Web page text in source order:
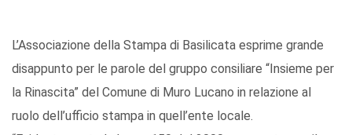
L’Associazione della Stampa di Basilicata esprime grande
disappunto per le parole del gruppo consiliare “Insieme per
la Rinascita” del Comune di Muro Lucano in relazione al
ruolo dell’ufficio stampa in quell’ente locale.